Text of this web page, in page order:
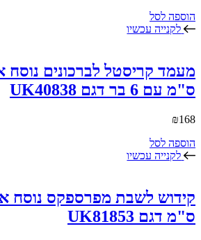
הוספה לסל
לקנייה עכשיו
ס"מ עם 6 בר דגם UK40838
₪168
הוספה לסל
לקנייה עכשיו
ס"מ דגם UK81853